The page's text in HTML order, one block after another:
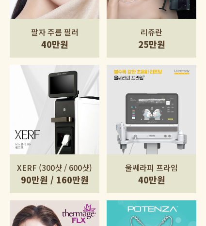
팔자 주름 필러
40만원
리쥬란
25만원
XERF (300샷 / 600샷)
90만원 / 160만원
울쎄라피 프라임
40만원